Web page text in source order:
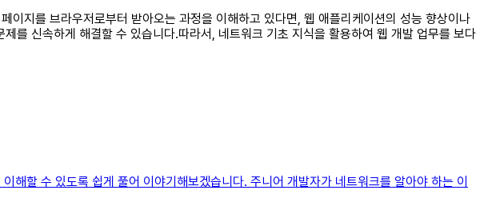
이지를 브라우저로부터 받아오는 과정을 이해하고 있다면, 웹 애플리케이션의 성능 향상이나
를 신속하게 해결할 수 있습니다.따라서, 네트워크 기초 지식을 활용하여 웹 개발 업무를 보다
할 수 있도록 쉽게 풀어 이야기해보겠습니다. 주니어 개발자가 네트워크를 알아야 하는 이